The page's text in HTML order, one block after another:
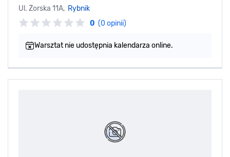
Ul. Żorska 11A, Rybnik
0 (0 opinii)
Warsztat nie udostępnia kalendarza online.